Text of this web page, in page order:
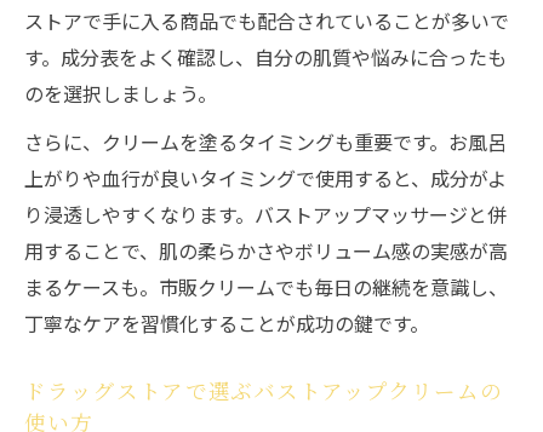
ストアで手に入る商品でも配合されていることが多いで
す。成分表をよく確認し、自分の肌質や悩みに合ったも
のを選択しましょう。
さらに、クリームを塗るタイミングも重要です。お風呂
上がりや血行が良いタイミングで使用すると、成分がよ
り浸透しやすくなります。バストアップマッサージと併
用することで、肌の柔らかさやボリューム感の実感が高
まるケースも。市販クリームでも毎日の継続を意識し、
丁寧なケアを習慣化することが成功の鍵です。
ドラッグストアで選ぶバストアップクリームの
使い方